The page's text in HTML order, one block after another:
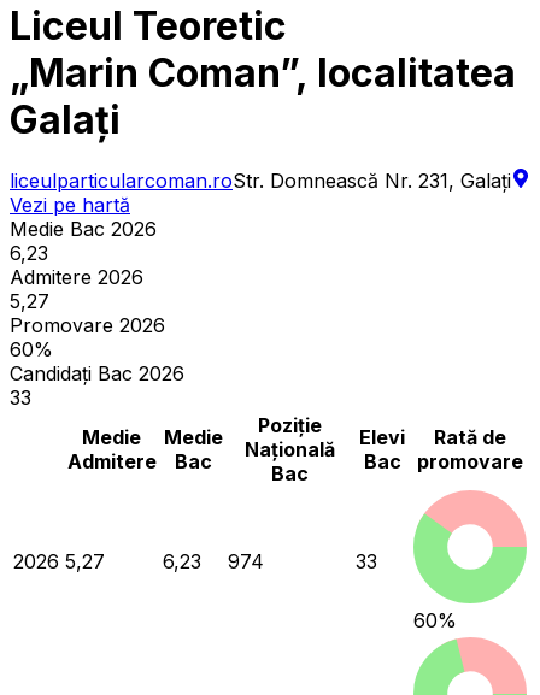
Liceul Teoretic
„Marin Coman”, localitatea
Galați
liceulparticularcoman.roStr. Domnească Nr. 231, Galaţi
Vezi pe hartă
Medie Bac 2026
6,23
Admitere 2026
5,27
Promovare 2026
60%
Candidați Bac 2026
33
Medie
Admitere
Medie
Bac
Poziție
Națională
Bac
Elevi
Bac
Rată de
promovare
2026 5,27 6,23 974 33
60%